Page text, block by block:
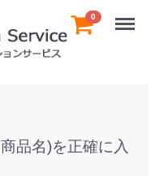
0 Menu
品名)を正確に入